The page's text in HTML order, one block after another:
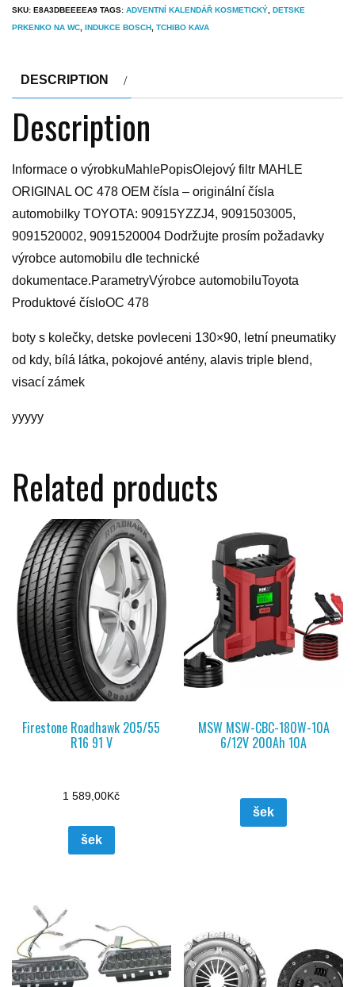
SKU: E8A3DBEEEEA9 TAGS: ADVENTNÍ KALENDÁŘ KOSMETICKÝ DETSKE
PRKENKO NA WC INDUKCE BOSCH TCHIBO KAVA
DESCRIPTION
Description
Informace o výrobkuMahlePopisOlejový filtr MAHLE
ORIGINAL OC 478 OEM čísla – originální čísla
automobilky TOYOTA: 90915YZZJ4, 9091503005,
9091520002, 9091520004 Dodržujte prosím požadavky
výrobce automobilu dle technické
dokumentace.ParametryVýrobce automobiluToyota
Produktové čísloOC 478
boty s kolečky, detske povleceni 130×90, letní pneumatiky
od kdy, bílá látka, pokojové antény, alavis triple blend,
visací zámek
yyyyy
Related products
Firestone Roadhawk 205/55
R16 91 V
1 589,00Kč
šek
MSW MSW-CBC-180W-10A
6/12V 200Ah 10A
šek